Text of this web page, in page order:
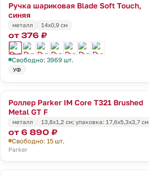
Ручка шариковая Blade Soft Touch,
синяя
металл 14х0,9 см
от 376 ₽
Свободно: 3969 шт.
УФ
Роллер Parker IM Core T321 Brushed
Metal GT F
металл 13,8x1,2 см; упаковка: 17,6x5,3x3,7 см
от 6 890 ₽
Свободно: 15 шт.
Parker